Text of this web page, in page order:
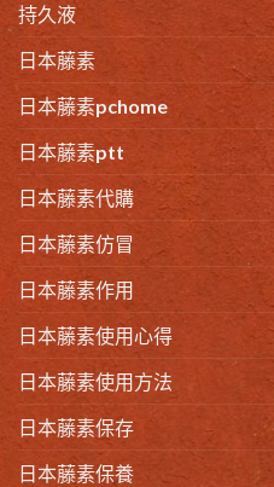
持久液
日本藤素
日本藤素pchome
日本藤素ptt
日本藤素代購
日本藤素仿冒
日本藤素作用
日本藤素使用心得
日本藤素使用方法
日本藤素保存
日本藤素保養